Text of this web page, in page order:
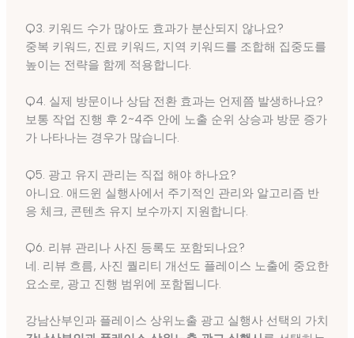
Q3. 키워드 수가 많아도 효과가 분산되지 않나요?
중복 키워드, 진료 키워드, 지역 키워드를 조합해 집중도를
높이는 전략을 함께 적용합니다.
Q4. 실제 방문이나 상담 전환 효과는 언제쯤 발생하나요?
보통 작업 진행 후 2~4주 안에 노출 순위 상승과 방문 증가
가 나타나는 경우가 많습니다.
Q5. 광고 유지 관리는 직접 해야 하나요?
아니요. 애드윈 실행사에서 주기적인 관리와 알고리즘 반
응 체크, 콘텐츠 유지 보수까지 지원합니다.
Q6. 리뷰 관리나 사진 등록도 포함되나요?
네. 리뷰 흐름, 사진 퀄리티 개선도 플레이스 노출에 중요한
요소로, 광고 진행 범위에 포함됩니다.
강남산부인과 플레이스 상위노출 광고 실행사 선택의 가치